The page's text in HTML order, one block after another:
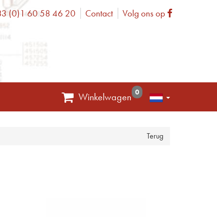
(0)1 60 58 46 20 Contact Volg ons op Facebook
Winkelwagen 0
Terug